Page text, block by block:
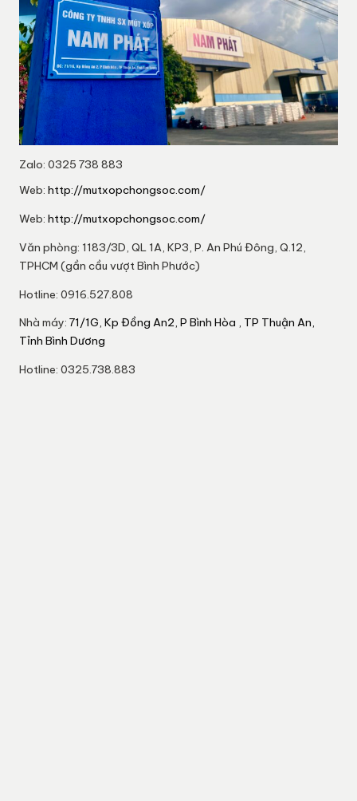
Zalo: 0325 738 883
Web: http://mutxopchongsoc.com/
Web: http://mutxopchongsoc.com/
Văn phòng: 1183/3D, QL 1A, KP3, P. An Phú Đông, Q.12,
TPHCM (gần cầu vượt Bình Phước)
Hotline: 0916.527.808
Nhà máy: 71/1G, Kp Đồng An2, P Bình Hòa , TP Thuận An,
Tỉnh Bình Dương
Hotline: 0325.738.883